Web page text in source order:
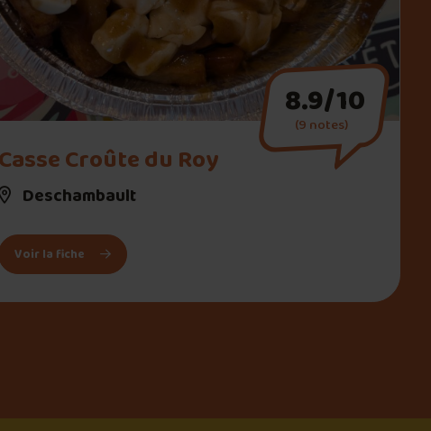
Casse Croûte du Roy
Deschambault
8.9/10
(9 notes)
Voir la fiche : Casse Croûte du Roy